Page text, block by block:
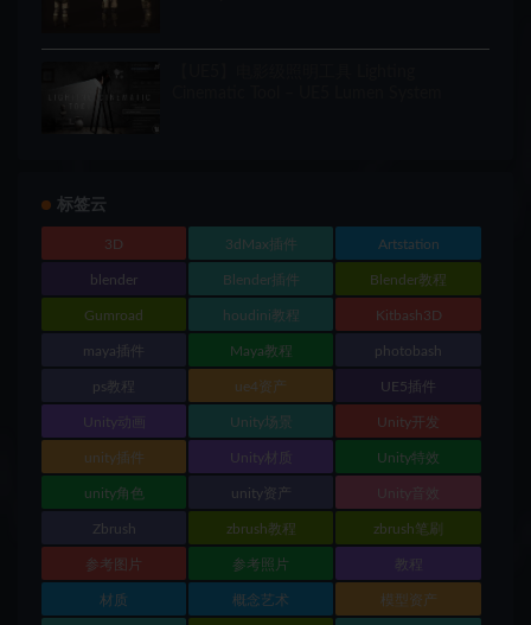
标签云
3D 3dMax插件 Artstation
blender Blender插件 Blender教程
Gumroad houdini教程 Kitbash3D
maya插件 Maya教程 photobash
ps教程 ue4资产 UE5插件
Unity动画 Unity场景 Unity开发
unity插件 Unity材质 Unity特效
unity角色 unity资产 Unity音效
Zbrush zbrush教程 zbrush笔刷
参考图片 参考照片 教程
材质 概念艺术 模型资产